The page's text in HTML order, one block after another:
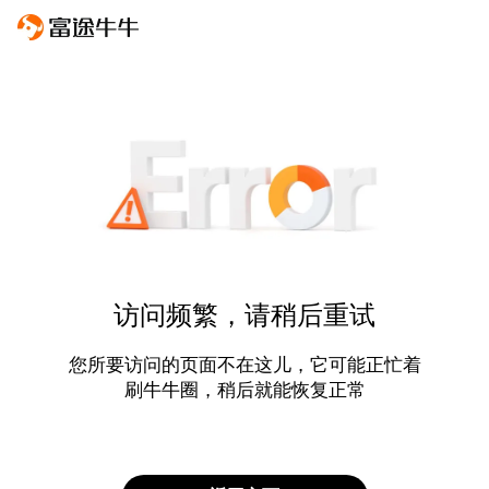
访问频繁，请稍后重试
您所要访问的页面不在这儿，它可能正忙着
刷牛牛圈，稍后就能恢复正常